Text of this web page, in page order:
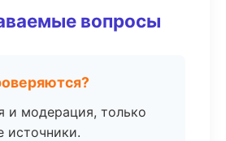
вопросы
и модерация, только
источники.